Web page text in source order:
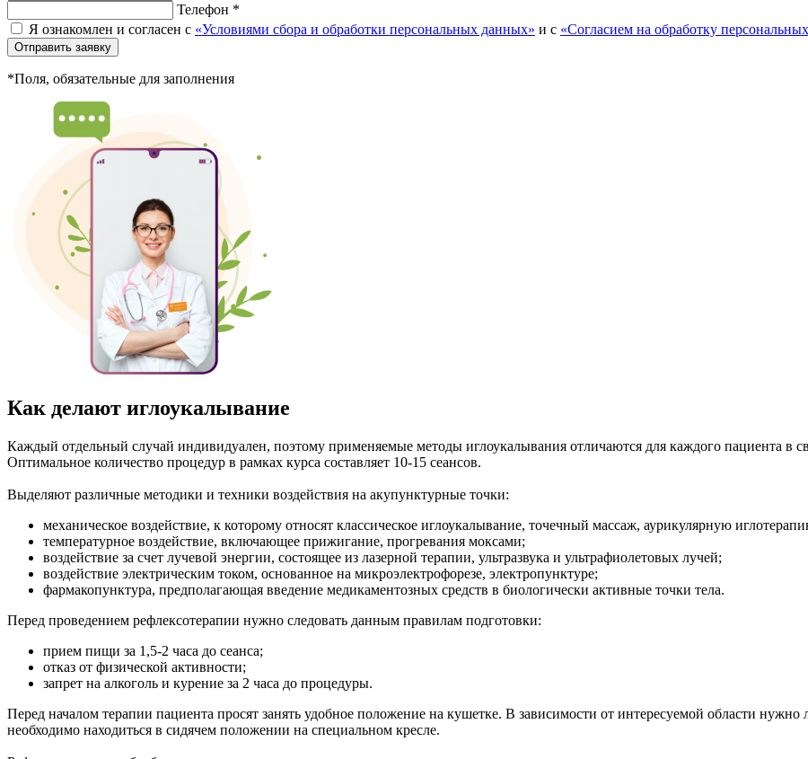
Телефон *
Я ознакомлен и согласен с «Условиями сбора и обработки персональных данных» и с «Согласием на обработку
Отправить заявку
*Поля, обязательные для заполнения
Как делают иглоукалывание
Каждый отдельный случай индивидуален, поэтому применяемые методы иглоукалывания отличаются для каждого пациента в
Оптимальное количество процедур в рамках курса составляет 10-15 сеансов.
Выделяют различные методики и техники воздействия на акупунктурные точки:
механическое воздействие, к которому относят классическое иглоукалывание, точечный массаж, аурикулярную
температурное воздействие, включающее прижигание, прогревания моксами;
воздействие за счет лучевой энергии, состоящее из лазерной терапии, ультразвука и ультрафиолетовых лучей;
воздействие электрическим током, основанное на микроэлектрофорезе, электропунктуре;
фармакопунктура, предполагающая введение медикаментозных средств в биологически активные точки тела.
Перед проведением рефлексотерапии нужно следовать данным правилам подготовки:
прием пищи за 1,5-2 часа до сеанса;
отказ от физической активности;
запрет на алкоголь и курение за 2 часа до процедуры.
Перед началом терапии пациента просят занять удобное положение на кушетке. В зависимости от интересуемой области
необходимо находиться в сидячем положении на специальном кресле.